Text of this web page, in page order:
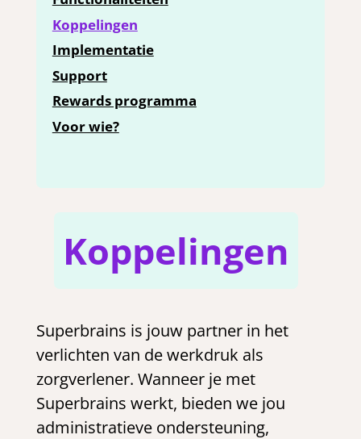
Koppelingen
Implementatie
Support
Rewards programma
Voor wie?
Koppelingen
Superbrains is jouw partner in het
verlichten van de werkdruk als
zorgverlener. Wanneer je met
Superbrains werkt, bieden we jou
administratieve ondersteuning,